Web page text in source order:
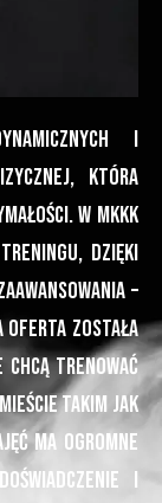
i
która
W MKKK
dzięki
–
oferta została
chcą trenować
takim jak
ma ogromne
i